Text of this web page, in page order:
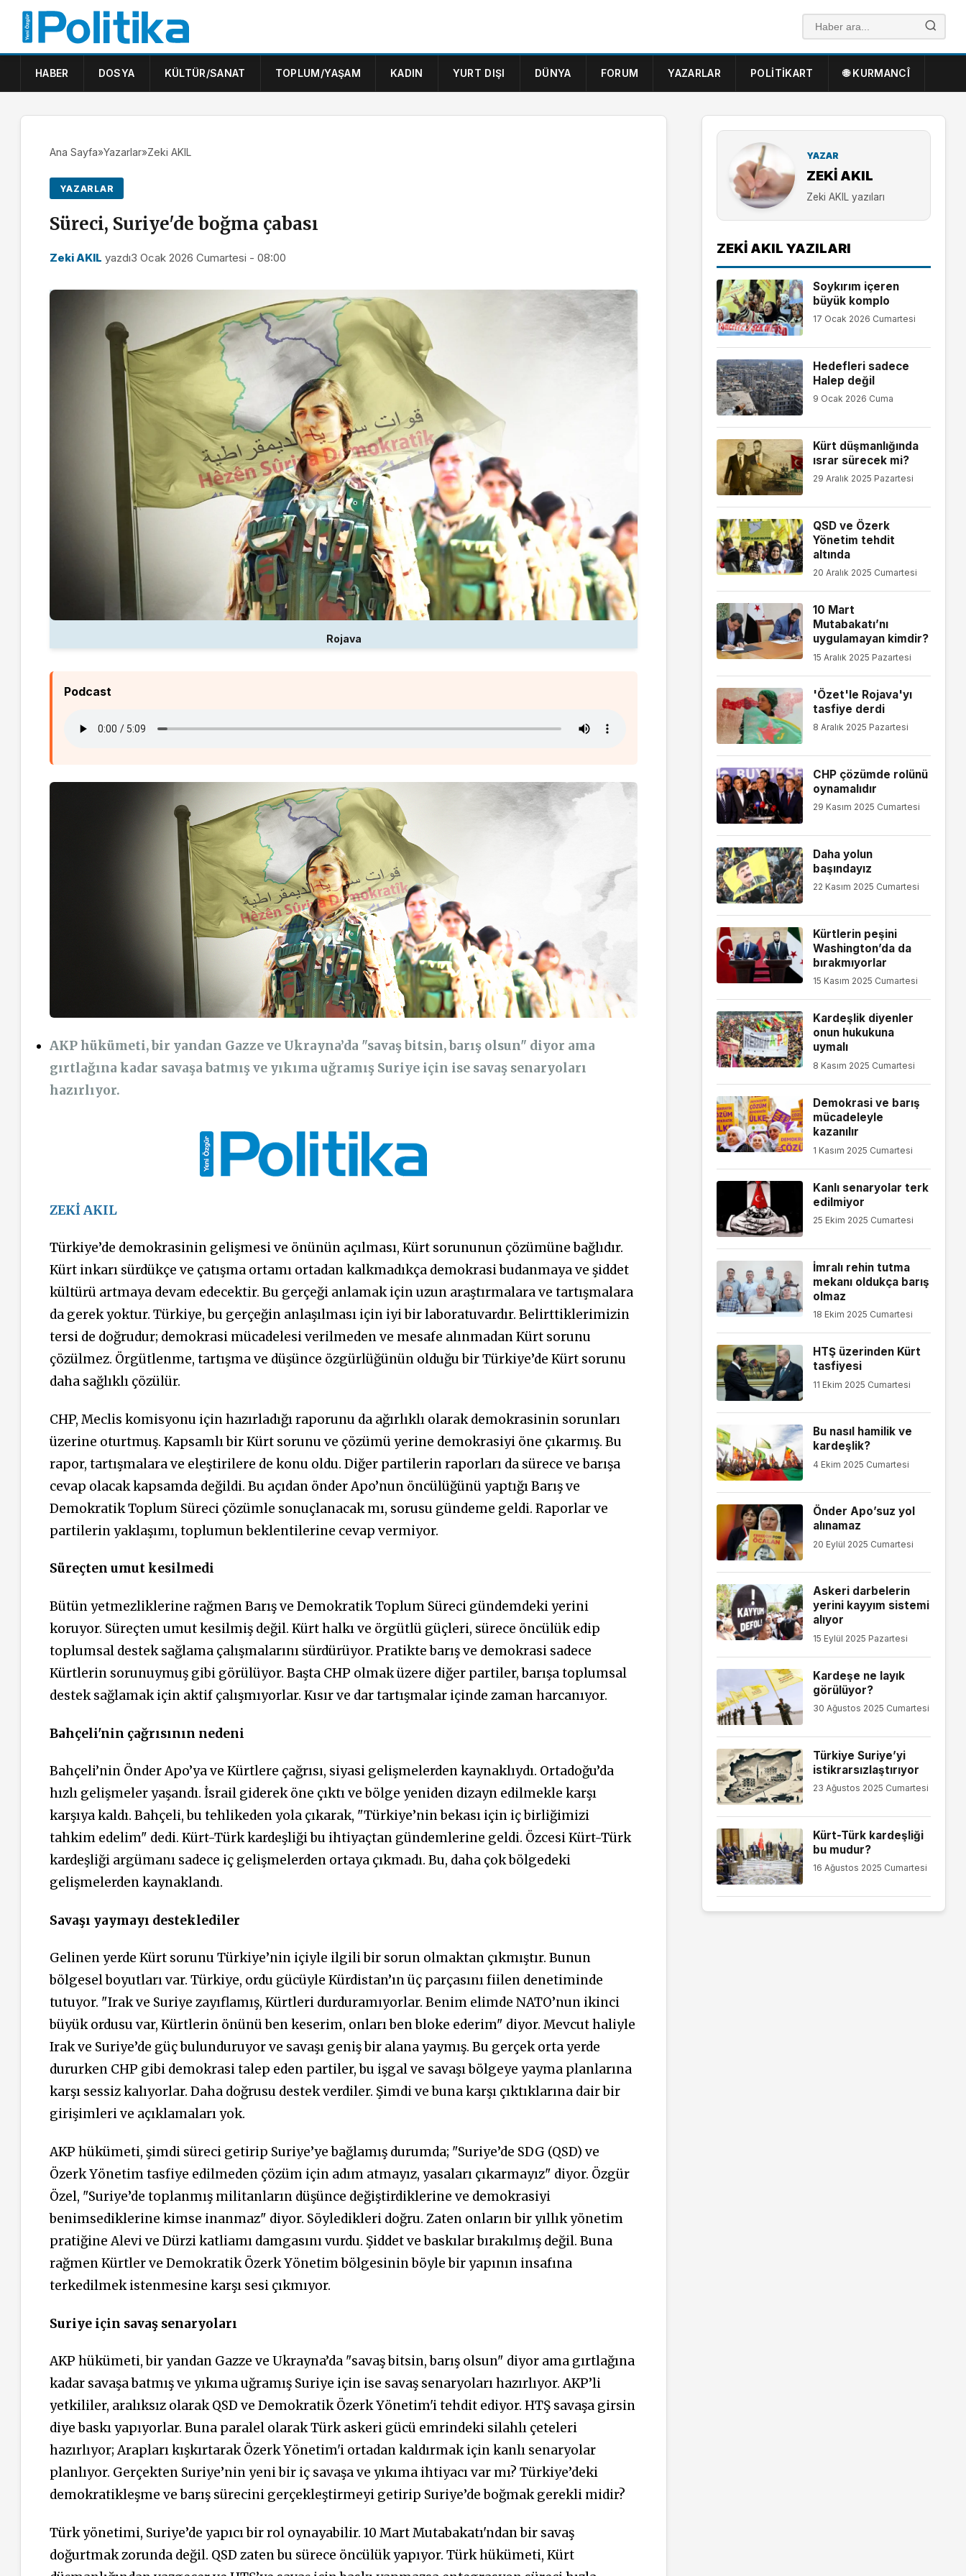
HABER DOSYA KÜLTÜR/SANAT TOPLUM/YAŞAM KADIN YURT DIŞI DÜNYA FORUM YAZARLAR POLITIKART 🌐 KURMANCÎ
Ana Sayfa»Yazarlar»Zeki AKIL
YAZARLAR
Süreci, Suriye'de boğma çabası
Zeki AKIL yazdı3 Ocak 2026 Cumartesi - 08:00
Rojava
Podcast
AKP hükümeti, bir yandan Gazze ve Ukrayna’da "savaş bitsin, barış olsun" diyor ama
gırtlağına kadar savaşa batmış ve yıkıma uğramış Suriye için ise savaş senaryoları
hazırlıyor.
ZEKİ AKIL
Türkiye’de demokrasinin gelişmesi ve önünün açılması, Kürt sorununun çözümüne bağlıdır.
Kürt inkarı sürdükçe ve çatışma ortamı ortadan kalkmadıkça demokrasi budanmaya ve şiddet
kültürü artmaya devam edecektir. Bu gerçeği anlamak için uzun araştırmalara ve tartışmalara
da gerek yoktur. Türkiye, bu gerçeğin anlaşılması için iyi bir laboratuvardır. Belirttiklerimizin
tersi de doğrudur; demokrasi mücadelesi verilmeden ve mesafe alınmadan Kürt sorunu
çözülmez. Örgütlenme, tartışma ve düşünce özgürlüğünün olduğu bir Türkiye’de Kürt sorunu
daha sağlıklı çözülür.
CHP, Meclis komisyonu için hazırladığı raporunu da ağırlıklı olarak demokrasinin sorunları
üzerine oturtmuş. Kapsamlı bir Kürt sorunu ve çözümü yerine demokrasiyi öne çıkarmış. Bu
rapor, tartışmalara ve eleştirilere de konu oldu. Diğer partilerin raporları da sürece ve barışa
cevap olacak kapsamda değildi. Bu açıdan önder Apo’nun öncülüğünü yaptığı Barış ve
Demokratik Toplum Süreci çözümle sonuçlanacak mı, sorusu gündeme geldi. Raporlar ve
partilerin yaklaşımı, toplumun beklentilerine cevap vermiyor.
Süreçten umut kesilmedi
Bütün yetmezliklerine rağmen Barış ve Demokratik Toplum Süreci gündemdeki yerini
koruyor. Süreçten umut kesilmiş değil. Kürt halkı ve örgütlü güçleri, sürece öncülük edip
toplumsal destek sağlama çalışmalarını sürdürüyor. Pratikte barış ve demokrasi sadece
Kürtlerin sorunuymuş gibi görülüyor. Başta CHP olmak üzere diğer partiler, barışa toplumsal
destek sağlamak için aktif çalışmıyorlar. Kısır ve dar tartışmalar içinde zaman harcanıyor.
Bahçeli'nin çağrısının nedeni
Bahçeli’nin Önder Apo’ya ve Kürtlere çağrısı, siyasi gelişmelerden kaynaklıydı. Ortadoğu’da
hızlı gelişmeler yaşandı. İsrail giderek öne çıktı ve bölge yeniden dizayn edilmekle karşı
karşıya kaldı. Bahçeli, bu tehlikeden yola çıkarak, "Türkiye’nin bekası için iç birliğimizi
tahkim edelim" dedi. Kürt-Türk kardeşliği bu ihtiyaçtan gündemlerine geldi. Özcesi Kürt-Türk
kardeşliği argümanı sadece iç gelişmelerden ortaya çıkmadı. Bu, daha çok bölgedeki
gelişmelerden kaynaklandı.
Savaşı yaymayı desteklediler
Gelinen yerde Kürt sorunu Türkiye’nin içiyle ilgili bir sorun olmaktan çıkmıştır. Bunun
bölgesel boyutları var. Türkiye, ordu gücüyle Kürdistan’ın üç parçasını fiilen denetiminde
tutuyor. "Irak ve Suriye zayıflamış, Kürtleri durduramıyorlar. Benim elimde NATO’nun ikinci
büyük ordusu var, Kürtlerin önünü ben keserim, onları ben bloke ederim" diyor. Mevcut haliyle
Irak ve Suriye’de güç bulunduruyor ve savaşı geniş bir alana yaymış. Bu gerçek orta yerde
dururken CHP gibi demokrasi talep eden partiler, bu işgal ve savaşı bölgeye yayma planlarına
karşı sessiz kalıyorlar. Daha doğrusu destek verdiler. Şimdi ve buna karşı çıktıklarına dair bir
girişimleri ve açıklamaları yok.
AKP hükümeti, şimdi süreci getirip Suriye’ye bağlamış durumda; "Suriye’de SDG (QSD) ve
Özerk Yönetim tasfiye edilmeden çözüm için adım atmayız, yasaları çıkarmayız" diyor. Özgür
Özel, "Suriye’de toplanmış militanların düşünce değiştirdiklerine ve demokrasiyi
benimsediklerine kimse inanmaz" diyor. Söyledikleri doğru. Zaten onların bir yıllık yönetim
pratiğine Alevi ve Dürzi katliamı damgasını vurdu. Şiddet ve baskılar bırakılmış değil. Buna
rağmen Kürtler ve Demokratik Özerk Yönetim bölgesinin böyle bir yapının insafına
terkedilmek istenmesine karşı sesi çıkmıyor.
Suriye için savaş senaryoları
AKP hükümeti, bir yandan Gazze ve Ukrayna’da "savaş bitsin, barış olsun" diyor ama gırtlağına
kadar savaşa batmış ve yıkıma uğramış Suriye için ise savaş senaryoları hazırlıyor. AKP’li
yetkililer, aralıksız olarak QSD ve Demokratik Özerk Yönetim'i tehdit ediyor. HTŞ savaşa girsin
diye baskı yapıyorlar. Buna paralel olarak Türk askeri gücü emrindeki silahlı çeteleri
hazırlıyor; Arapları kışkırtarak Özerk Yönetim'i ortadan kaldırmak için kanlı senaryolar
planlıyor. Gerçekten Suriye’nin yeni bir iç savaşa ve yıkıma ihtiyacı var mı? Türkiye’deki
demokratikleşme ve barış sürecini gerçekleştirmeyi getirip Suriye’de boğmak gerekli midir?
Türk yönetimi, Suriye’de yapıcı bir rol oynayabilir. 10 Mart Mutabakatı'ndan bir savaş
doğurtmak zorunda değil. QSD zaten bu sürece öncülük yapıyor. Türk hükümeti, Kürt
YAZAR
ZEKI AKIL
Zeki AKIL yazıları
ZEKI AKIL YAZILARI
Soykırım içeren
büyük komplo
17 Ocak 2026 Cumartesi
Hedefleri sadece
Halep değil
9 Ocak 2026 Cuma
Kürt düşmanlığında
ısrar sürecek mi?
29 Aralık 2025 Pazartesi
QSD ve Özerk
Yönetim tehdit
altında
20 Aralık 2025 Cumartesi
10 Mart
Mutabakatı’nı
uygulamayan kimdir?
15 Aralık 2025 Pazartesi
'Özet'le Rojava'yı
tasfiye derdi
8 Aralık 2025 Pazartesi
CHP çözümde rolünü
oynamalıdır
29 Kasım 2025 Cumartesi
Daha yolun
başındayız
22 Kasım 2025 Cumartesi
Kürtlerin peşini
Washington’da da
bırakmıyorlar
15 Kasım 2025 Cumartesi
Kardeşlik diyenler
onun hukukuna
uymalı
8 Kasım 2025 Cumartesi
Demokrasi ve barış
mücadeleyle
kazanılır
1 Kasım 2025 Cumartesi
Kanlı senaryolar terk
edilmiyor
25 Ekim 2025 Cumartesi
İmralı rehin tutma
mekanı oldukça barış
olmaz
18 Ekim 2025 Cumartesi
HTŞ üzerinden Kürt
tasfiyesi
11 Ekim 2025 Cumartesi
Bu nasıl hamilik ve
kardeşlik?
4 Ekim 2025 Cumartesi
Önder Apo’suz yol
alınamaz
20 Eylül 2025 Cumartesi
Askeri darbelerin
yerini kayyım sistemi
alıyor
15 Eylül 2025 Pazartesi
Kardeşe ne layık
görülüyor?
30 Ağustos 2025 Cumartesi
Türkiye Suriye’yi
istikrarsızlaştırıyor
23 Ağustos 2025 Cumartesi
Kürt-Türk kardeşliği
bu mudur?
16 Ağustos 2025 Cumartesi